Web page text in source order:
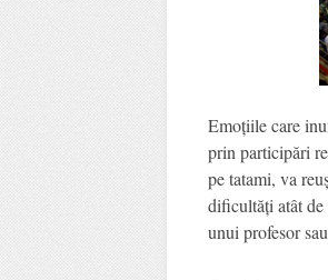
Emoțiile care
prin participări
pe tatami, va
dificultăți atât
unui profesor